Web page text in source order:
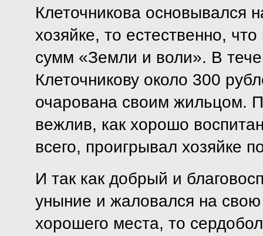
Клеточникова основывался
хозяйке, то естественно,
сумм «Земли и воли». В
Клеточникову около 300
очарована своим жильцом.
вежлив, как хорошо
всего, проигрывал хозяйке
И так как добрый и
уныние и жаловался на
хорошего места, то